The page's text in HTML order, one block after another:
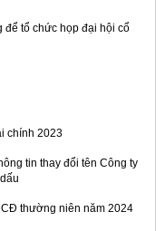
để tổ chức họp đại hội cổ
chính 2023
tin thay đổi tên Công ty
thường niên năm 2024